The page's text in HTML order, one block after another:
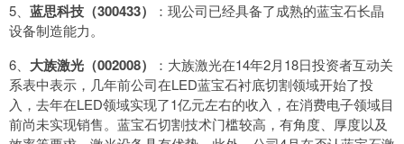
5、 蓝思科技（300433）
：现公司已经具备了成熟的蓝宝石长晶
设备制造能力。
6、 大族激光（002008）
：大族激光在14年2月18日投资者互动关
系表中表示，几年前公司在LED蓝宝石衬底切割领域开始了投
入，去年在LED领域实现了1亿元左右的收入，在消费电子领域目
前尚未实现销售。蓝宝石切割技术门槛较高，有角度、厚度以及